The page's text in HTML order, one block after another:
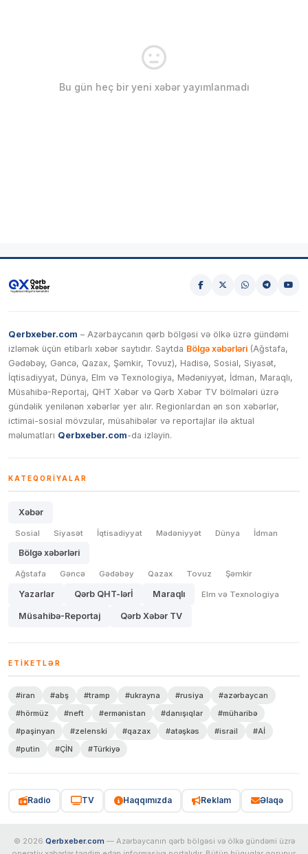
Bu gün heç bir yeni xəbər yayımlanmadı
Qerbxeber.com – Azərbaycanın qərb bölgəsi və ölkə üzrə gündəmi
izləmək üçün etibarlı xəbər saytıdır. Saytda Bölgə xəbərləri (Ağstafa,
Gədəbəy, Gəncə, Qazax, Şəmkir, Tovuz), Hadisə, Sosial, Siyasət,
İqtisadiyyat, Dünya, Elm və Texnologiya, Mədəniyyət, İdman, Maraqlı,
Müsahibə-Reportaj, QHT Xəbər və Qərb Xəbər TV bölmələri üzrə
gündəlik yenilənən xəbərlər yer alır. Regionlardan ən son xəbərlər,
ictimai-sosial mövzular, müsahibələr və reportajlar ilə aktual
məlumatları Qerbxeber.com-da izləyin.
KATEQORIYALAR
Xəbər
Sosial Siyasət İqtisadiyyat Mədəniyyət Dünya İdman
Bölgə xəbərləri
Ağstafa Gəncə Gədəbəy Qazax Tovuz Şəmkir
Yazarlar Qərb QHT-lərİ Maraqlı Elm və Texnologiya
Müsahibə-Reportaj Qərb Xəbər TV
ETIKETLƏR
#iran #abş #tramp #ukrayna #rusiya
#azərbaycan
#hörmüz
#neft #ermənistan #danışıqlar
#müharibə
#paşinyan
#zelenski #qazax #atəşkəs #israil
#Aİ
#putin
#ÇİN #Türkiyə
Radio TV Haqqımızda Reklam Əlaqə
© 2026 Qerbxeber.com — Azərbaycanın qərb bölgəsi və ölkə gündəmi üzrə